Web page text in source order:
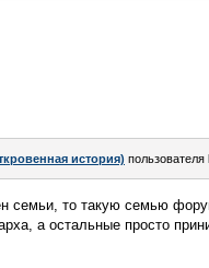
история) пользователя
семьи, то такую семью
а остальные просто